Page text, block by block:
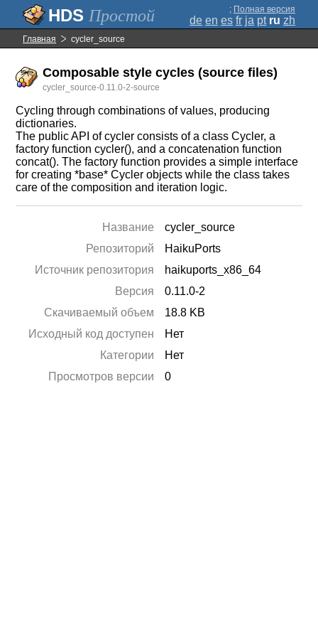
Простой ; Полная версия
de en es fr ja pt ru zh
Главная cycler_source
Composable style cycles (source files)
cycler_source-0.11.0-2-source
Cycling through combinations of values, producing
dictionaries.
The public API of cycler consists of a class Cycler, a
factory function cycler(), and a concatenation function
concat(). The factory function provides a simple interface
for creating *base* Cycler objects while the class takes
care of the composition and iteration logic.
Название
cycler_source
Репозиторий
HaikuPorts
Источник репозитория
haikuports_x86_64
Версия
0.11.0-2
Скачиваемый объем
18.8 KB
Исходный код доступен
Нет
Категории
Нет
Просмотров версии
0